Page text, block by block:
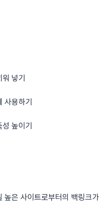
넣기
용하기
높이기
높은 사이트로부터의 백링크가